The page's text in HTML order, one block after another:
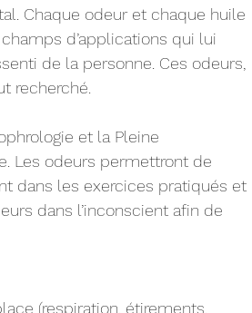
Chaque odeur et chaque huile
d’applications qui lui
de la personne. Ces odeurs,
recherché.
et la Pleine
Les odeurs permettront de
dans les exercices pratiqués et
dans l’inconscient afin de
(respiration, étirements,